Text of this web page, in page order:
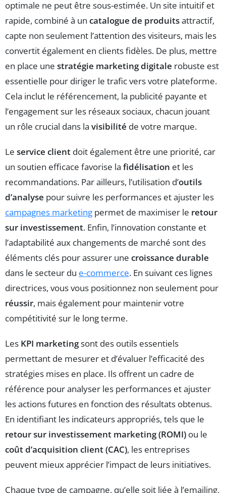
optimale ne peut être sous-estimée. Un site intuitif et
rapide, combiné à un catalogue de produitsattractif,
capte non seulement l’attention des visiteurs, mais les
convertit également en clients fidèles. De plus, mettre
en place une stratégie marketing digitale robuste est
essentielle pour diriger le trafic vers votre plateforme.
Cela inclut le référencement, la publicité payante et
l’engagement sur les réseaux sociaux, chacun jouant
un rôle crucial dans la visibilité de votre marque.
Le service client doit également être une priorité, car
un soutien efficace favorise la fidélisation et les
recommandations. Par ailleurs, l’utilisation d’outils
d’analyse pour suivre les performances et ajuster les
campagnes marketing permet de maximiser le retour
sur investissement. Enfin, l’innovation constante et
l’adaptabilité aux changements de marché sont des
éléments clés pour assurer une croissance durable
dans le secteur du e-commerce. En suivant ces lignes
directrices, vous vous positionnez non seulement pour
réussir, mais également pour maintenir votre
compétitivité sur le long terme.
Les KPI marketingsont des outils essentiels
permettant de mesurer et d’évaluer l’efficacité des
stratégies mises en place. Ils offrent un cadre de
référence pour analyser les performances et ajuster
les actions futures en fonction des résultats obtenus.
En identifiant les indicateurs appropriés, tels que le
retour sur investissement marketing (ROMI) ou le
coût d’acquisition client (CAC), les entreprises
peuvent mieux apprécier l’impact de leurs initiatives.
Chaque type de campagne, qu’elle soit liée à l’emailing,